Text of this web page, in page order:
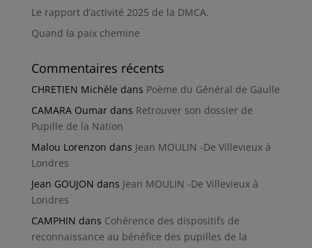
Le rapport d’activité 2025 de la DMCA.
Quand la paix chemine
Commentaires récents
CHRETIEN Michèle dans Poème du Général de Gaulle
CAMARA Oumardans Retrouver son dossier de
Pupille de la Nation
Malou Lorenzon dans Jean MOULIN -De Villevieux à
Londres
Jean GOUJON dans Jean MOULIN -De Villevieux à
Londres
CAMPHIN dans Cohérence des dispositifs de
reconnaissance au bénéfice des pupilles de la